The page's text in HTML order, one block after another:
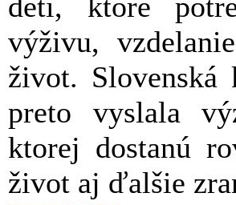
výživu,
život. Slovenská
preto vyslala
ktorej dostanú
život aj ďalšie